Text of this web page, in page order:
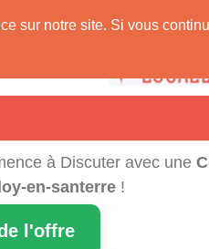
sur notre site. Si vous
à Discuter avec une
en-santerre !
l'offre